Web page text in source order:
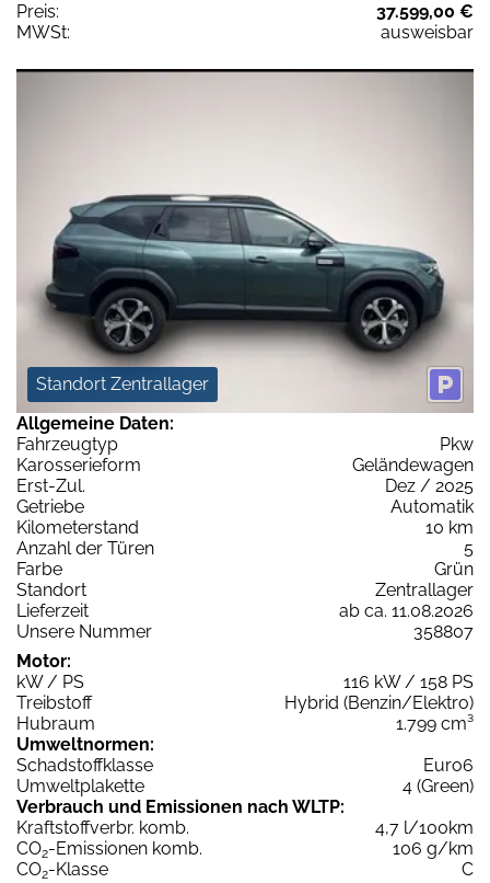
Preis:
37.599,00 €
MWSt:
ausweisbar
Standort Zentrallager
Allgemeine Daten:
Fahrzeugtyp
Pkw
Karosserieform
Geländewagen
Erst-Zul.
Dez / 2025
Getriebe
Automatik
Kilometerstand
10 km
Anzahl der Türen
5
Farbe
Grün
Standort
Zentrallager
Lieferzeit
ab ca. 11.08.2026
Unsere Nummer
358807
Motor:
kW / PS
116 kW / 158 PS
Treibstoff
Hybrid (Benzin/Elektro)
Hubraum
1.799 cm³
Umweltnormen:
Schadstoffklasse
Euro6
Umweltplakette
4 (Green)
Verbrauch und Emissionen nach WLTP:
Kraftstoffverbr. komb.
4,7 l/100km
CO2-Emissionen komb.
106 g/km
CO2-Klasse
C